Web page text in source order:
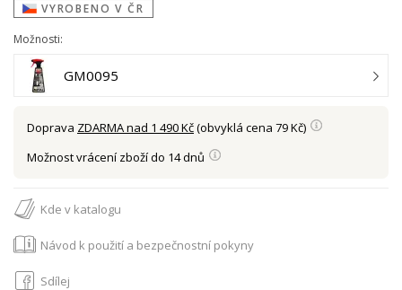
VYROBENO V ČR
Možnosti:
GM0095
Doprava ZDARMA nad 1 490 Kč(obvyklá cena 79 Kč)
Možnost vrácení zboží do 14 dnů
Kde v katalogu
Návod k použití a bezpečnostní pokyny
Sdílej